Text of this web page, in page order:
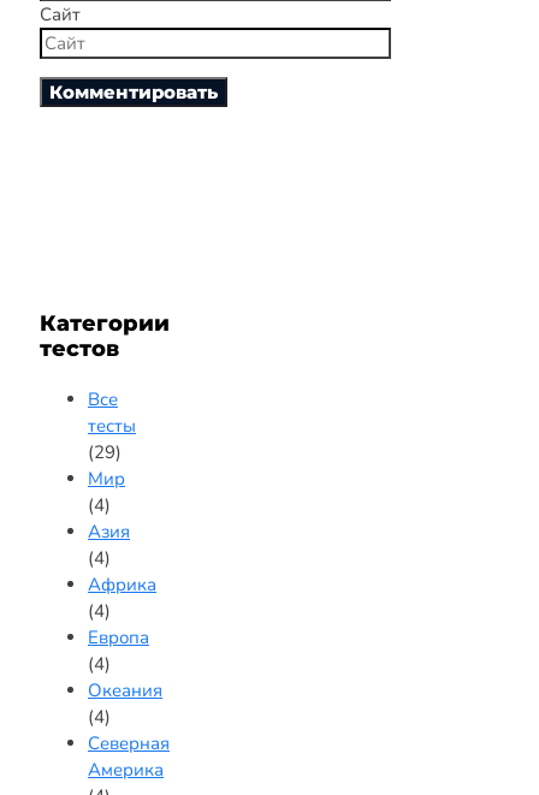
Сайт
Категории
тестов
Все
тесты
(29)
Мир
(4)
Азия
(4)
Африка
(4)
Европа
(4)
Океания
(4)
Северная
Америка